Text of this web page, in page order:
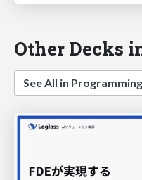
Other Decks
See All in Programming